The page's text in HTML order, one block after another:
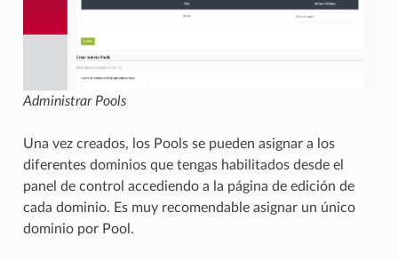
Administrar Pools
Una vez creados, los Pools se pueden asignar a los
diferentes dominios que tengas habilitados desde el
panel de control accediendo a la página de edición de
cada dominio. Es muy recomendable asignar un único
dominio por Pool.